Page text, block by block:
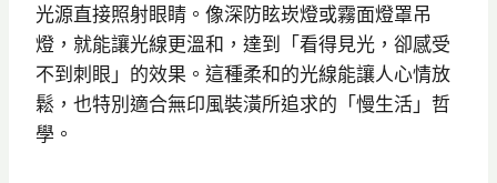
光源直接照射眼睛。像深防眩崁燈或霧面燈罩吊
燈，就能讓光線更溫和，達到「看得見光，卻感受
不到刺眼」的效果。這種柔和的光線能讓人心情放
鬆，也特別適合無印風裝潢所追求的「慢生活」哲
學。